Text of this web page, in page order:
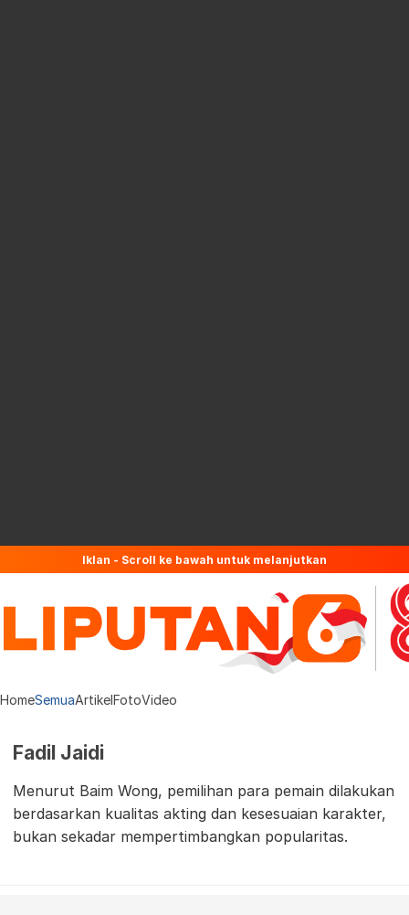
Iklan - Scroll ke bawah untuk melanjutkan
HomeSemuaArtikelFotoVideo
Fadil Jaidi
Menurut Baim Wong, pemilihan para pemain dilakukan
berdasarkan kualitas akting dan kesesuaian karakter,
bukan sekadar mempertimbangkan popularitas.